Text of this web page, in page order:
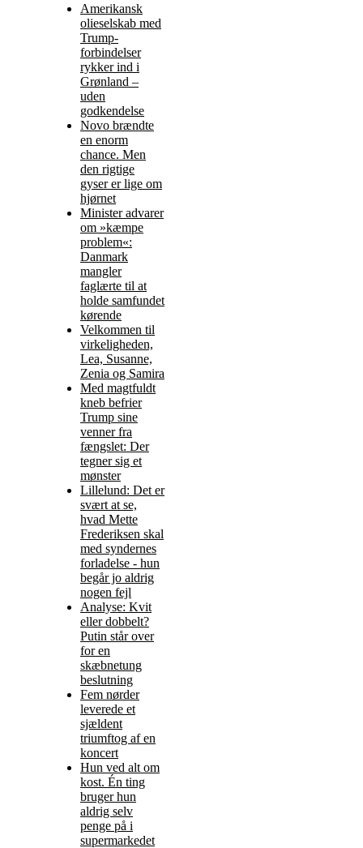
Amerikansk
olieselskab med
Trump-
forbindelser
rykker ind i
Grønland –
uden
godkendelse
Novo brændte
en enorm
chance. Men
den rigtige
gyser er lige om
hjørnet
Minister advarer
om »kæmpe
problem«:
Danmark
mangler
faglærte til at
holde samfundet
kørende
Velkommen til
virkeligheden,
Lea, Susanne,
Zenia og Samira
Med magtfuldt
kneb befrier
Trump sine
venner fra
fængslet: Der
tegner sig et
mønster
Lillelund: Det er
svært at se,
hvad Mette
Frederiksen skal
med syndernes
forladelse - hun
begår jo aldrig
nogen fejl
Analyse: Kvit
eller dobbelt?
Putin står over
for en
skæbnetung
beslutning
Fem nørder
leverede et
sjældent
triumftog af en
koncert
Hun ved alt om
kost. Én ting
bruger hun
aldrig selv
penge på i
supermarkedet